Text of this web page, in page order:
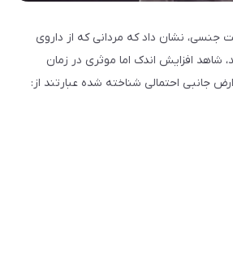
جنسی، نشان داد که مردانی که از داروی
شاهد افزایش اندک اما موثری در زمان
جانبی احتمالی شناخته شده عبارتند از: